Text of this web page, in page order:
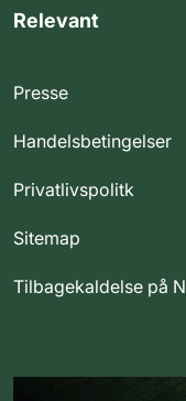
Relevant
Presse
Handelsbetingelser
Privatlivspolitk
Sitemap
Tilbagekaldelse på